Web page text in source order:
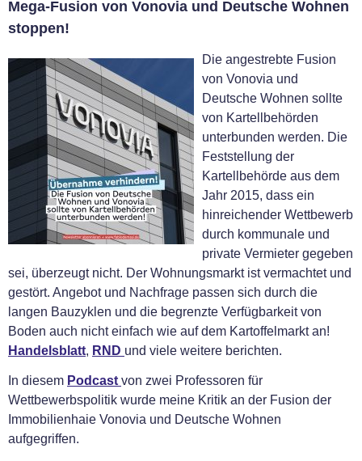
Mega-Fusion von Vonovia und Deutsche Wohnen
stoppen!
Die angestrebte Fusion
von Vonovia und
Deutsche Wohnen sollte
von Kartellbehörden
unterbunden werden. Die
Feststellung der
Kartellbehörde aus dem
Jahr 2015, dass ein
hinreichender Wettbewerb
durch kommunale und
private Vermieter gegeben
sei, überzeugt nicht. Der Wohnungsmarkt ist vermachtet und
gestört. Angebot und Nachfrage passen sich durch die
langen Bauzyklen und die begrenzte Verfügbarkeit von
Boden auch nicht einfach wie auf dem Kartoffelmarkt an!
Handelsblatt, RND und viele weitere berichten.
In diesem Podcast von zwei Professoren für
Wettbewerbspolitik wurde meine Kritik an der Fusion der
Immobilienhaie Vonovia und Deutsche Wohnen
aufgegriffen.